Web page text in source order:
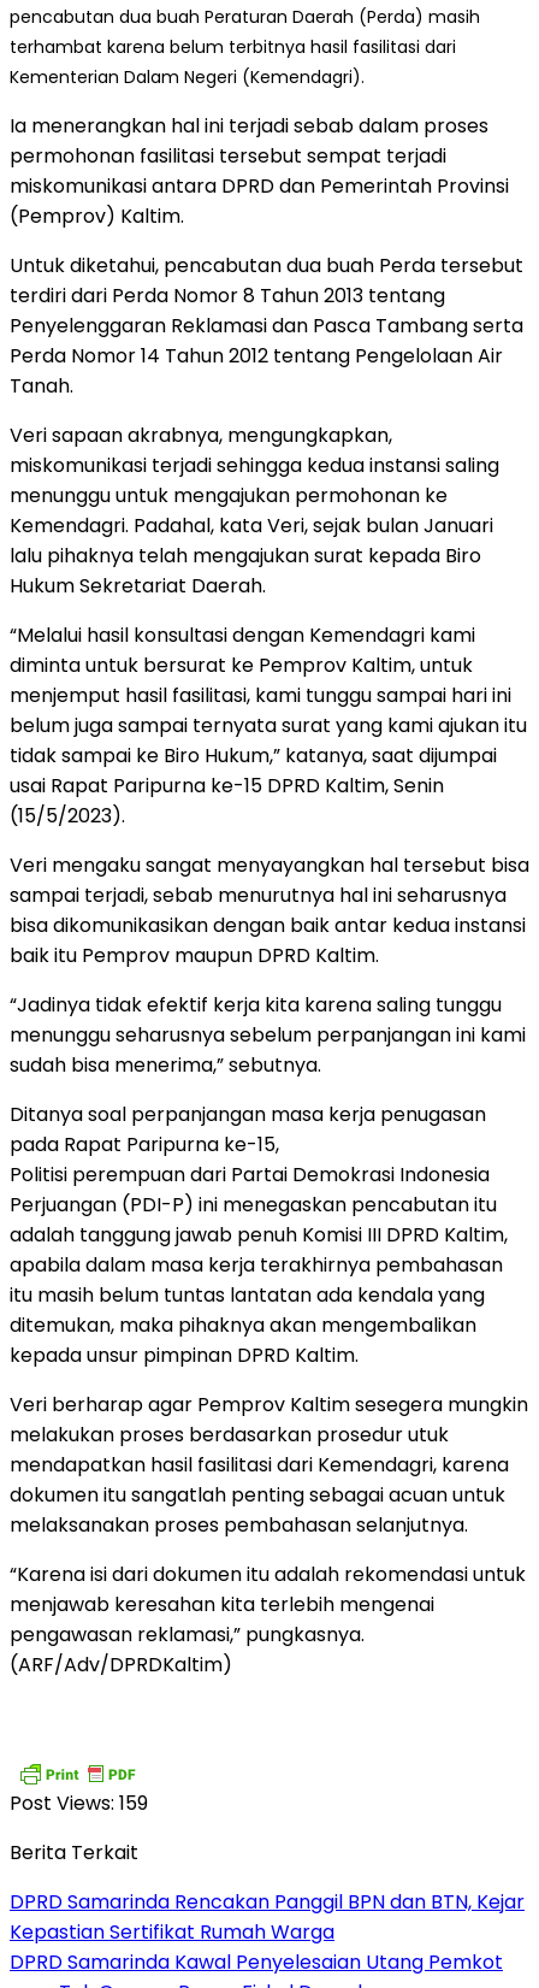
pencabutan dua buah Peraturan Daerah (Perda) masih
terhambat karena belum terbitnya hasil fasilitasi dari
Kementerian Dalam Negeri (Kemendagri).
Ia menerangkan hal ini terjadi sebab dalam proses
permohonan fasilitasi tersebut sempat terjadi
miskomunikasi antara DPRD dan Pemerintah Provinsi
(Pemprov) Kaltim.
Untuk diketahui, pencabutan dua buah Perda tersebut
terdiri dari Perda Nomor 8 Tahun 2013 tentang
Penyelenggaran Reklamasi dan Pasca Tambang serta
Perda Nomor 14 Tahun 2012 tentang Pengelolaan Air
Tanah.
Veri sapaan akrabnya, mengungkapkan,
miskomunikasi terjadi sehingga kedua instansi saling
menunggu untuk mengajukan permohonan ke
Kemendagri. Padahal, kata Veri, sejak bulan Januari
lalu pihaknya telah mengajukan surat kepada Biro
Hukum Sekretariat Daerah.
“Melalui hasil konsultasi dengan Kemendagri kami
diminta untuk bersurat ke Pemprov Kaltim, untuk
menjemput hasil fasilitasi, kami tunggu sampai hari ini
belum juga sampai ternyata surat yang kami ajukan itu
tidak sampai ke Biro Hukum,” katanya, saat dijumpai
usai Rapat Paripurna ke-15 DPRD Kaltim, Senin
(15/5/2023).
Veri mengaku sangat menyayangkan hal tersebut bisa
sampai terjadi, sebab menurutnya hal ini seharusnya
bisa dikomunikasikan dengan baik antar kedua instansi
baik itu Pemprov maupun DPRD Kaltim.
“Jadinya tidak efektif kerja kita karena saling tunggu
menunggu seharusnya sebelum perpanjangan ini kami
sudah bisa menerima,” sebutnya.
Ditanya soal perpanjangan masa kerja penugasan
pada Rapat Paripurna ke-15,
Politisi perempuan dari Partai Demokrasi Indonesia
Perjuangan (PDI-P) ini menegaskan pencabutan itu
adalah tanggung jawab penuh Komisi III DPRD Kaltim,
apabila dalam masa kerja terakhirnya pembahasan
itu masih belum tuntas lantatan ada kendala yang
ditemukan, maka pihaknya akan mengembalikan
kepada unsur pimpinan DPRD Kaltim.
Veri berharap agar Pemprov Kaltim sesegera mungkin
melakukan proses berdasarkan prosedur utuk
mendapatkan hasil fasilitasi dari Kemendagri, karena
dokumen itu sangatlah penting sebagai acuan untuk
melaksanakan proses pembahasan selanjutnya.
“Karena isi dari dokumen itu adalah rekomendasi untuk
menjawab keresahan kita terlebih mengenai
pengawasan reklamasi,” pungkasnya.
(ARF/Adv/DPRDKaltim)
Post Views: 159
Berita Terkait
DPRD Samarinda Rencakan Panggil BPN dan BTN, Kejar
Kepastian Sertifikat Rumah Warga
DPRD Samarinda Kawal Penyelesaian Utang Pemkot